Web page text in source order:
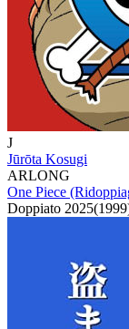
J
Jūrōta Kosugi
ARLONG
One Piece
Doppiato 2025(1999